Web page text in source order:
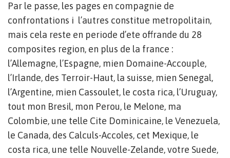
Par le passe, les pages en compagnie de
confrontations i l’autres constitue metropolitain,
mais cela reste en periode d’ete offrande du 28
composites region, en plus de la france :
l’Allemagne, l’Espagne, mien Domaine-Accouple,
l’Irlande, des Terroir-Haut, la suisse, mien Senegal,
l’Argentine, mien Cassoulet, le costa rica, l’Uruguay,
tout mon Bresil, mon Perou, le Melone, ma
Colombie, une telle Cite Dominicaine, le Venezuela,
le Canada, des Calculs-Accoles, cet Mexique, le
costa rica, une telle Nouvelle-Zelande, votre Suede,